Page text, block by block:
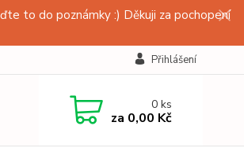
to do poznámky :) Děkuji za pochopení
Přihlášení
0ks
za 0,00 Kč